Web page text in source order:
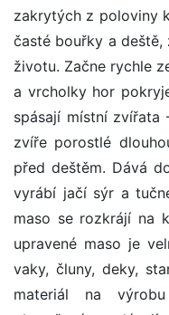
zakrytých z poloviny
časté bouřky a
životu. Začne rychle
a vrcholky hor
spásají místní zvířata
zvíře porostlé
před deštěm. Dává
vyrábí jačí sýr a
maso se rozkrájí na
upravené maso je
vaky, čluny, deky,
materiál na